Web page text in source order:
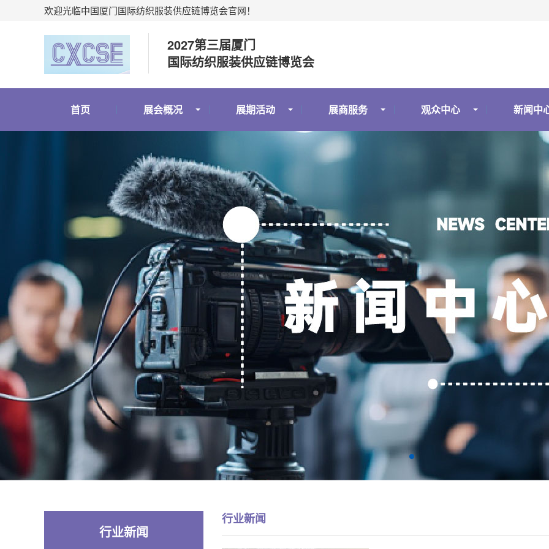
欢迎光临中国厦门国际纺织服装供应链博览会官网！
2027第三届厦门
国际纺织服装供应链博览会
首页 展会概况 展期活动 展商服务 观众中心 新闻中
行业新闻
行业新闻